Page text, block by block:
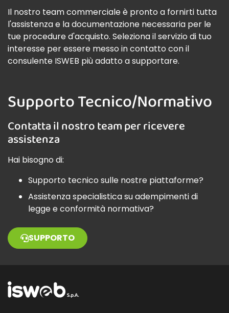
Il nostro team commerciale è pronto a fornirti tutta
l'assistenza e la documentazione necessaria per le
tue procedure d'acquisto. Seleziona il servizio di tuo
interesse per essere messo in contatto con il
consulente ISWEB più adatto a supportare.
Supporto Tecnico/Normativo
Contatta il nostro team per ricevere
assistenza
Hai bisogno di:
Supporto tecnico sulle nostre piattaforme?
Assistenza specialistica su adempimenti di
legge e conformità normativa?
SUPPORTO